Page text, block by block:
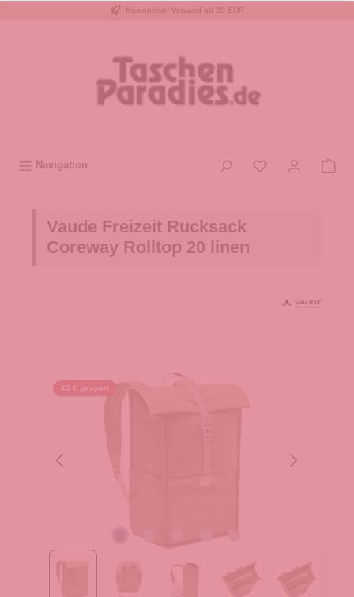
Kostenloser Versand ab 20 EUR
Navigation
Vaude Freizeit Rucksack
Coreway Rolltop 20 linen
45 € gespart